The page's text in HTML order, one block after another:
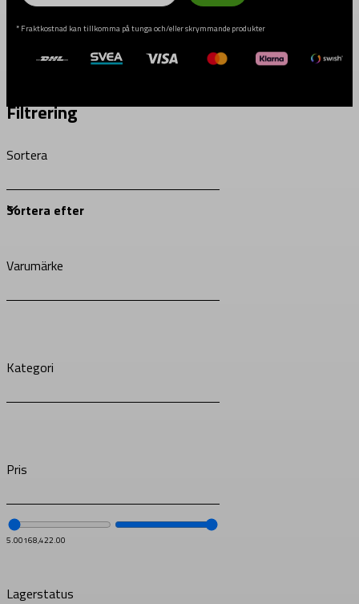
* Fraktkostnad kan tillkomma på tunga och/eller skrymmande produkter
Filtrering
Sortera
Varumärke
Kategori
Pris
5.00168,422.00
Lagerstatus